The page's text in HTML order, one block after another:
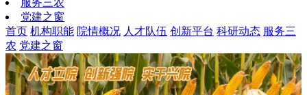
服务三农
党建之窗
首页 机构职能 院情概况 人才队伍 创新平台 科研动态 服务三
农 党建之窗